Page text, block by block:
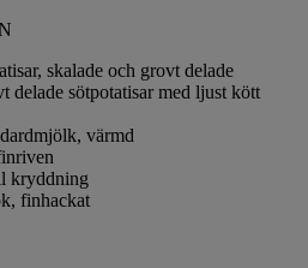
skalade och grovt delade
delade sötpotatisar med ljust kött
värmd
kryddning
finhackat